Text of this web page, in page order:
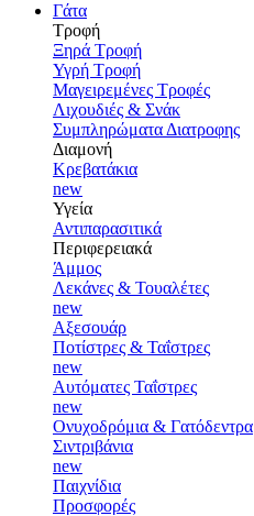
Γάτα
Τροφή
Ξηρά Τροφή
Υγρή Τροφή
Μαγειρεμένες Τροφές
Λιχουδιές & Σνάκ
Συμπληρώματα Διατροφης
Διαμονή
Κρεβατάκια
new
Υγεία
Αντιπαρασιτικά
Περιφερειακά
Άμμος
Λεκάνες & Τουαλέτες
new
Αξεσουάρ
Ποτίστρες & Ταΐστρες
new
Αυτόματες Ταΐστρες
new
Ονυχοδρόμια & Γατόδεντρα
Σιντριβάνια
new
Παιχνίδια
Προσφορές